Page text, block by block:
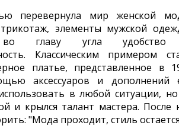
перевернула мир женской
элементы мужской
во главу угла
Классическим примером
платье, представленное в
аксессуаров и дополнений
в любой ситуации,
и крылся талант мастера. После
"Мода проходит, стиль